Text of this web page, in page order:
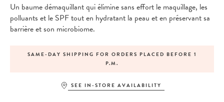
Un baume démaquillant qui élimine sans effort le maquillage, les
polluants et le SPF tout en hydratant la peau et en préservant sa
barrière et son microbiome.
SAME-DAY SHIPPING FOR ORDERS PLACED BEFORE 1
P.M.
SEE IN-STORE AVAILABILITY